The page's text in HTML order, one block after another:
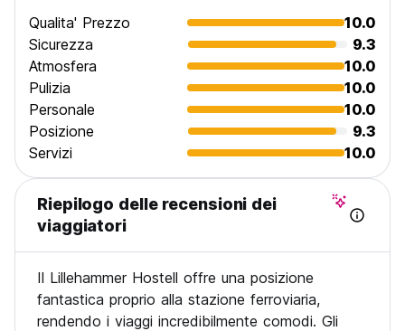
Qualita' Prezzo
10.0
Sicurezza
9.3
Atmosfera
10.0
Pulizia
10.0
Personale
10.0
Posizione
9.3
Servizi
10.0
Riepilogo delle recensioni dei
viaggiatori
Il Lillehammer Hostell offre una posizione
fantastica proprio alla stazione ferroviaria,
rendendo i viaggi incredibilmente comodi. Gli